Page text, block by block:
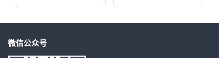
微信公众号